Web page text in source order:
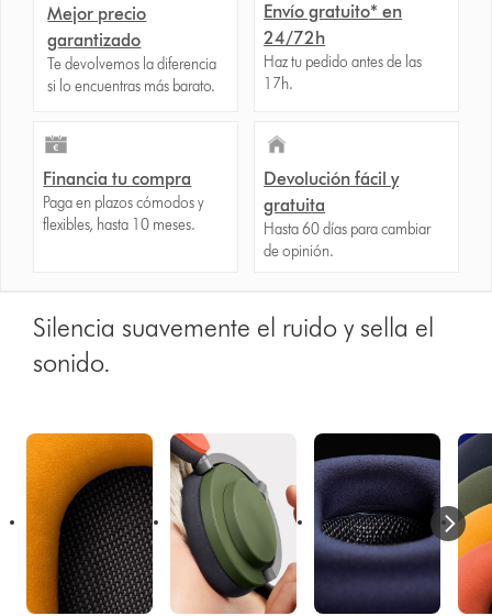
Mejor precio
garantizado
Te devolvemos la diferencia
si lo encuentras más barato.
Envío gratuito* en
24/72h
Haz tu pedido antes de las
17h.
Financia tu compra
Paga en plazos cómodos y
flexibles, hasta 10 meses.
Devolución fácil y
gratuita
Hasta 60 días para cambiar
de opinión.
Silencia suavemente el ruido y sella el
sonido.